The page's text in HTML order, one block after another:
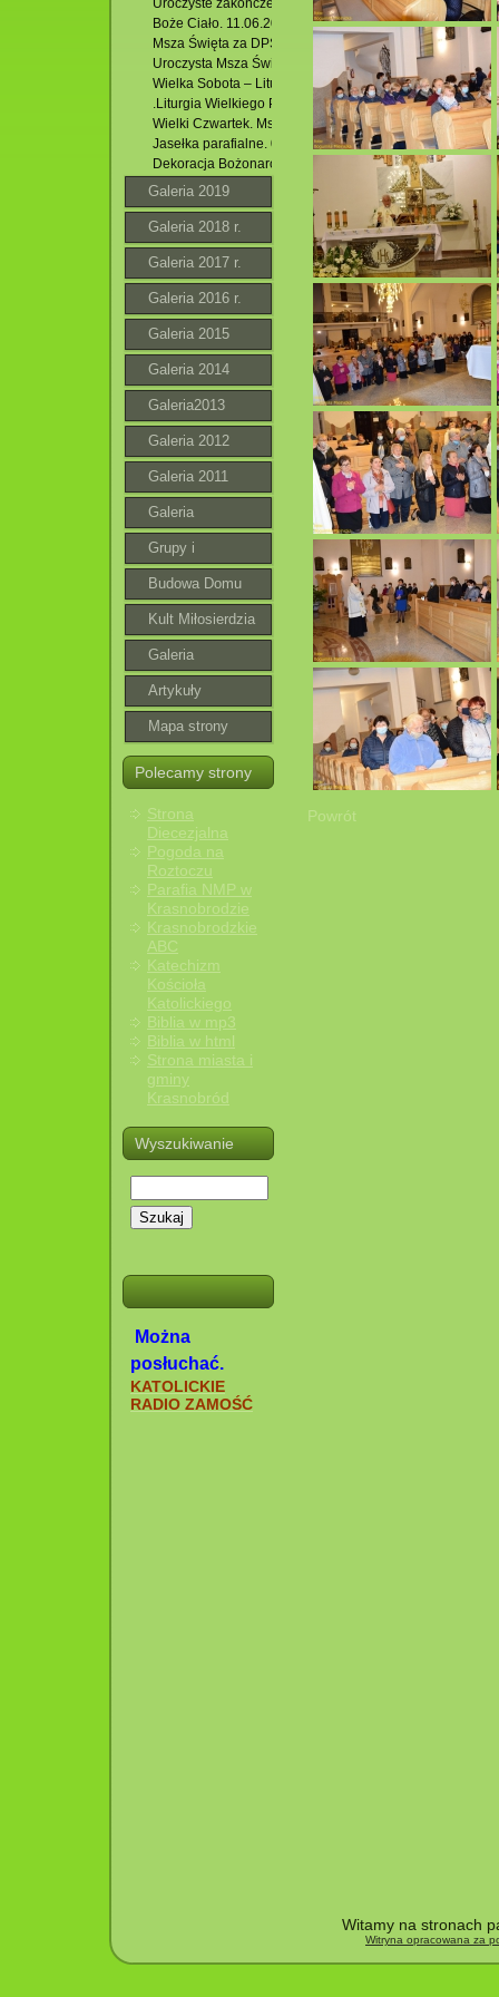
Uroczyste zakończenie Oktawy Bożego Ciała.
Boże Ciało. 11.06.2020 r.
Msza Święta za DPS w Krasnobrodzie. 11.05.2020 r.
Uroczysta Msza Święta Niedzieli Zmartwychwstania
Wielka Sobota – Liturgia Wigilii Paschalnej. 11.04.2020 r.
.Liturgia Wielkiego Piątku. 10.04.2020 r.
Wielki Czwartek. Msza Św. Wieczerzy Pańskiej.
Jasełka parafialne. 06. 01. 2020 r.
Dekoracja Bożonarodzeniowa Naszego Kościoła.2019.
Galeria 2019
Galeria 2018 r.
Galeria 2017 r.
Galeria 2016 r.
Galeria 2015
Galeria 2014
Galeria2013
Galeria 2012
Galeria 2011
Galeria
Grupy i
wspólnoty
Budowa Domu
Parafialnego
Kult Miłosierdzia
Bożego
Galeria
roztoczańska
Artykuły
Mapa strony
Polecamy strony
Strona
Diecezjalna
Pogoda na
Roztoczu
Parafia NMP w
Krasnobrodzie
Krasnobrodzkie
ABC
Katechizm
Kościoła
Katolickiego
Biblia w mp3
Biblia w html
Strona miasta i
gminy
Krasnobród
Wyszukiwanie
Szukaj
Można
posłuchać.
KATOLICKIE
RADIO ZAMOŚĆ
Powrót
Witamy na stronach
Witryna opracowana za